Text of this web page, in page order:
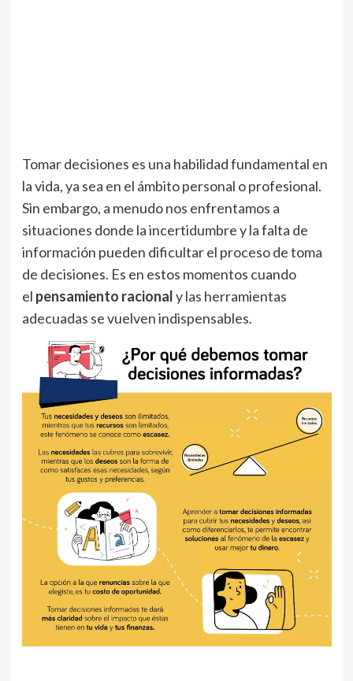
Tomar decisiones es una habilidad fundamental en
la vida, ya sea en el ámbito personal o profesional.
Sin embargo, a menudo nos enfrentamos a
situaciones donde la incertidumbre y la falta de
información pueden dificultar el proceso de toma
de decisiones. Es en estos momentos cuando
el pensamiento racionaly las herramientas
adecuadas se vuelven indispensables.